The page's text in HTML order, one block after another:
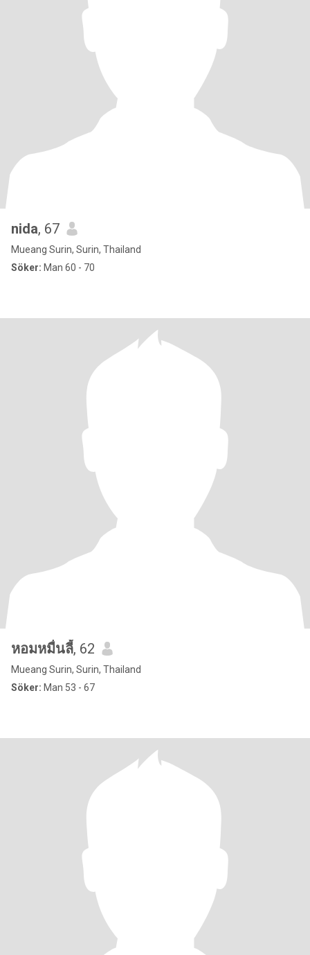
nida, 67
Mueang Surin, Surin, Thailand
Söker: Man 60 - 70
หอมหมื่นลี้, 62
Mueang Surin, Surin, Thailand
Söker: Man 53 - 67